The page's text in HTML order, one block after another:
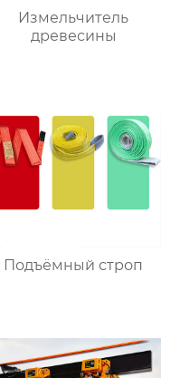
Измельчитель
древесины
Подъёмный строп